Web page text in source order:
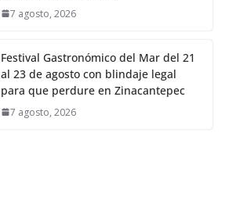
7 agosto, 2026
Festival Gastronómico del Mar del 21
al 23 de agosto con blindaje legal
para que perdure en Zinacantepec
7 agosto, 2026